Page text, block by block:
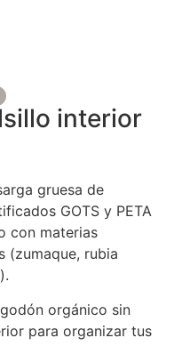
interior
gruesa de
GOTS y PETA
con materias
(zumaque, rubia
orgánico sin
para organizar tus